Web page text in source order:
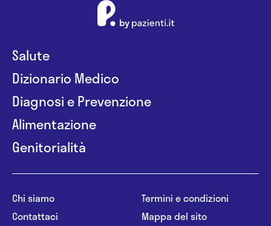
Salute
Dizionario Medico
Diagnosi e Prevenzione
Alimentazione
Genitorialità
Chi siamo
Contattaci
Termini e condizioni
Mappa del sito